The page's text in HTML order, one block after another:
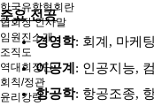
한국유학협회란
협회장 인사말
임원진소개
조직도
역대회장단
회칙/정관
윤리강령
주요 전공
경영학: 회계 , 마케팅
이공계: 인공지능,
항공학: 항공조종,